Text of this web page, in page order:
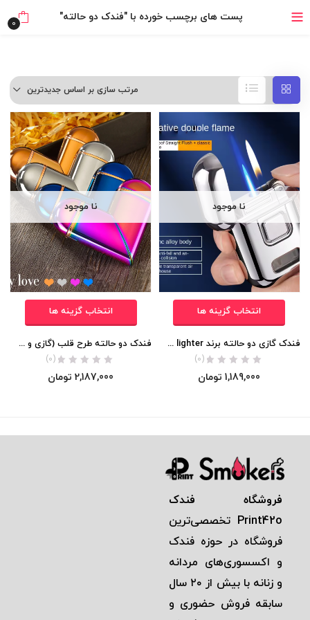
بدون ضامن، بدون سود
پست های برچسب خورده با "فندک دو حالته" 0
مرتب سازی بر اساس جدیدترین
نا موجود
انتخاب گزینه ها
فندک گازی دو حالته برند lighter اورجینال
(0)
1,189,000 تومان
نا موجود
انتخاب گزینه ها
فندک دو حالته طرح قلب (گازی و برقی) اورجینال
(0)
2,187,000 تومان
فروشگاه فندک
Print42o تخصصی‌ترين
فروشگاه در حوزه فندک
و اكسسوری‌های مردانه
و زنانه با بيش از ٢٠ سال
سابقه فروش حضوری و